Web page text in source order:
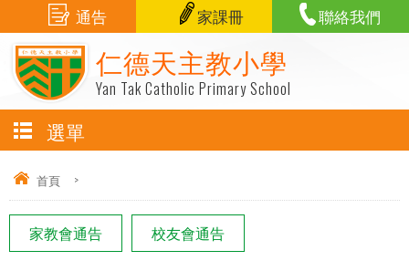
仁德天主教小學
Yan Tak Catholic Primary School
通告 家課冊 聯絡我們
選單
首頁 >
家教會通告 校友會通告